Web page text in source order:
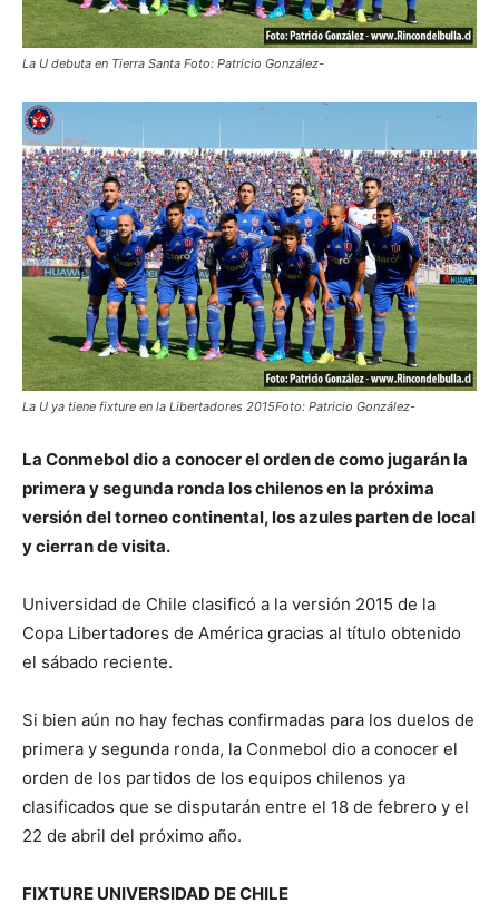
La U debuta en Tierra Santa Foto: Patricio González-
La U ya tiene fixture en la Libertadores 2015Foto: Patricio González-
La Conmebol dio a conocer el orden de como jugarán la
primera y segunda ronda los chilenos en la próxima
versión del torneo continental, los azules parten de local
y cierran de visita.
Universidad de Chile clasificó a la versión 2015 de la
Copa Libertadores de América gracias al título obtenido
el sábado reciente.
Si bien aún no hay fechas confirmadas para los duelos de
primera y segunda ronda, la Conmebol dio a conocer el
orden de los partidos de los equipos chilenos ya
clasificados que se disputarán entre el 18 de febrero y el
22 de abril del próximo año.
FIXTURE UNIVERSIDAD DE CHILE